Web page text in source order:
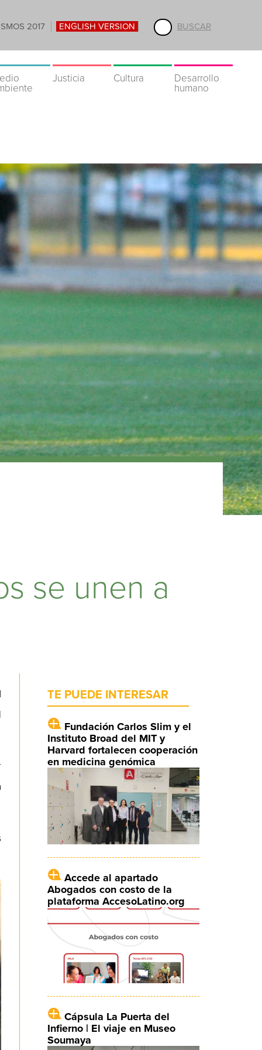
BUSCAR
2017 ENGLISH VERSION
Justicia Cultura
Desarrollo
humano
se unen a
TE PUEDE INTERESAR
Fundación Carlos Slim y el
Instituto Broad del MIT y
Harvard fortalecen cooperación
en medicina genómica
Accede al apartado
Abogados con costo de la
plataforma AccesoLatino.org
Cápsula La Puerta del
Infierno | El viaje en Museo
Soumaya